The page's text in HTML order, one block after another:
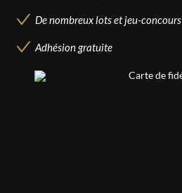
De nombreux lots et jeu-concours
Adhésion gratuite